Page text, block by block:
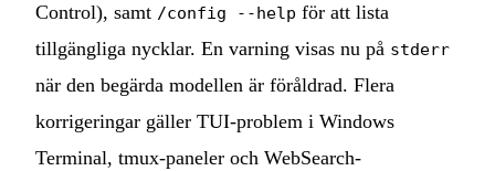
Control), samt /config --help för att lista
tillgängliga nycklar. En varning visas nu på stderr
när den begärda modellen är föråldrad. Flera
korrigeringar gäller TUI-problem i Windows
Terminal, tmux-paneler och WebSearch-